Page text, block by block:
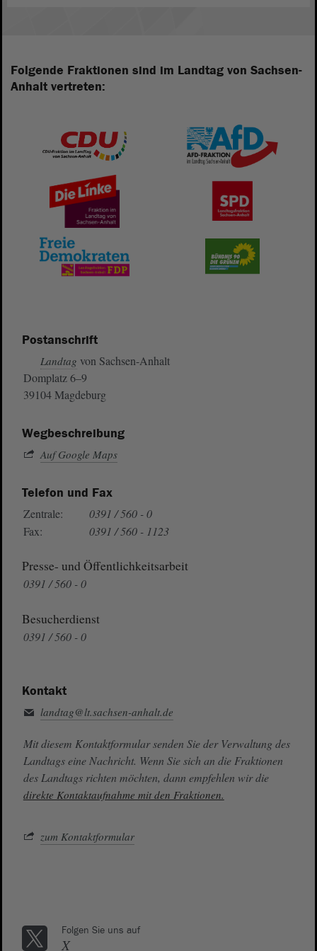
Folgende Fraktionen sind im Landtag von Sachsen-
Anhalt vertreten:
Postanschrift
Landtag von Sachsen-Anhalt
Domplatz 6–9
39104 Magdeburg
Wegbeschreibung
Auf Google Maps
Telefon und Fax
Zentrale:
0391 / 560 - 0
Fax:
0391 / 560 - 1123
Presse- und Öffentlichkeitsarbeit
0391 / 560 - 0
Besucherdienst
0391 / 560 - 0
Kontakt
landtag@lt.sachsen-anhalt.de
Mit diesem Kontaktformular senden Sie der Verwaltung des
Landtags eine Nachricht. Wenn Sie sich an die Fraktionen
des Landtags richten möchten, dann empfehlen wir die
direkte Kontaktaufnahme mit den Fraktionen.
zum Kontaktformular
Folgen Sie uns auf
X